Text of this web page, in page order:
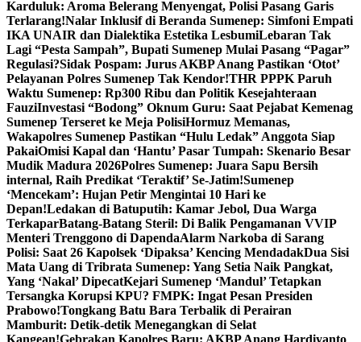
Karduluk: Aroma Belerang Menyengat, Polisi Pasang Garis
Terlarang!Nalar Inklusif di Beranda Sumenep: Simfoni Empati
IKA UNAIR dan Dialektika Estetika LesbumiLebaran Tak
Lagi “Pesta Sampah”, Bupati Sumenep Mulai Pasang “Pagar”
Regulasi?Sidak Pospam: Jurus AKBP Anang Pastikan ‘Otot’
Pelayanan Polres Sumenep Tak Kendor!THR PPPK Paruh
Waktu Sumenep: Rp300 Ribu dan Politik Kesejahteraan
FauziInvestasi “Bodong” Oknum Guru: Saat Pejabat Kemenag
Sumenep Terseret ke Meja PolisiHormuz Memanas,
Wakapolres Sumenep Pastikan “Hulu Ledak” Anggota Siap
PakaiOmisi Kapal dan ‘Hantu’ Pasar Tumpah: Skenario Besar
Mudik Madura 2026Polres Sumenep: Juara Sapu Bersih
internal, Raih Predikat ‘Teraktif’ Se-Jatim!Sumenep
‘Mencekam’: Hujan Petir Mengintai 10 Hari ke
Depan!Ledakan di Batuputih: Kamar Jebol, Dua Warga
TerkaparBatang-Batang Steril: Di Balik Pengamanan VVIP
Menteri Trenggono di DapendaAlarm Narkoba di Sarang
Polisi: Saat 26 Kapolsek ‘Dipaksa’ Kencing MendadakDua Sisi
Mata Uang di Tribrata Sumenep: Yang Setia Naik Pangkat,
Yang ‘Nakal’ DipecatKejari Sumenep ‘Mandul’ Tetapkan
Tersangka Korupsi KPU? FMPK: Ingat Pesan Presiden
Prabowo!Tongkang Batu Bara Terbalik di Perairan
Mamburit: Detik-detik Menegangkan di Selat
Kangean!Gebrakan Kapolres Baru: AKBP Anang Hardiyanto